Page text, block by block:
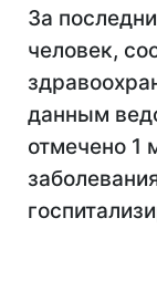
За
человек,
данным
отмечено 1